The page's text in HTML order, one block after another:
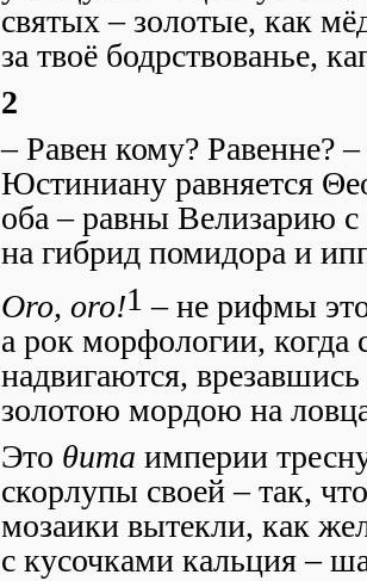
святых – золотые, как
за твоё бодрствованье,
2
–Равен кому? Равенне?
Юстиниану равняется
оба – равны Велизарию
на гибрид помидора и
Оro, oro!1 –не рифмы
а рок морфологии, когда
надвигаются, врезавшись
золотою мордою на
Это θита империи
скорлупы своей – так,
мозаики вытекли, как
с кусочками кальция –